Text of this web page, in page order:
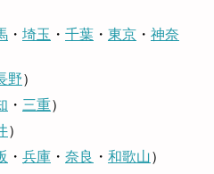
・ 埼玉 ・ 千葉 ・ 東京 ・ 神奈
野）
・ 三重）
）
・ 兵庫 ・ 奈良 ・ 和歌山）